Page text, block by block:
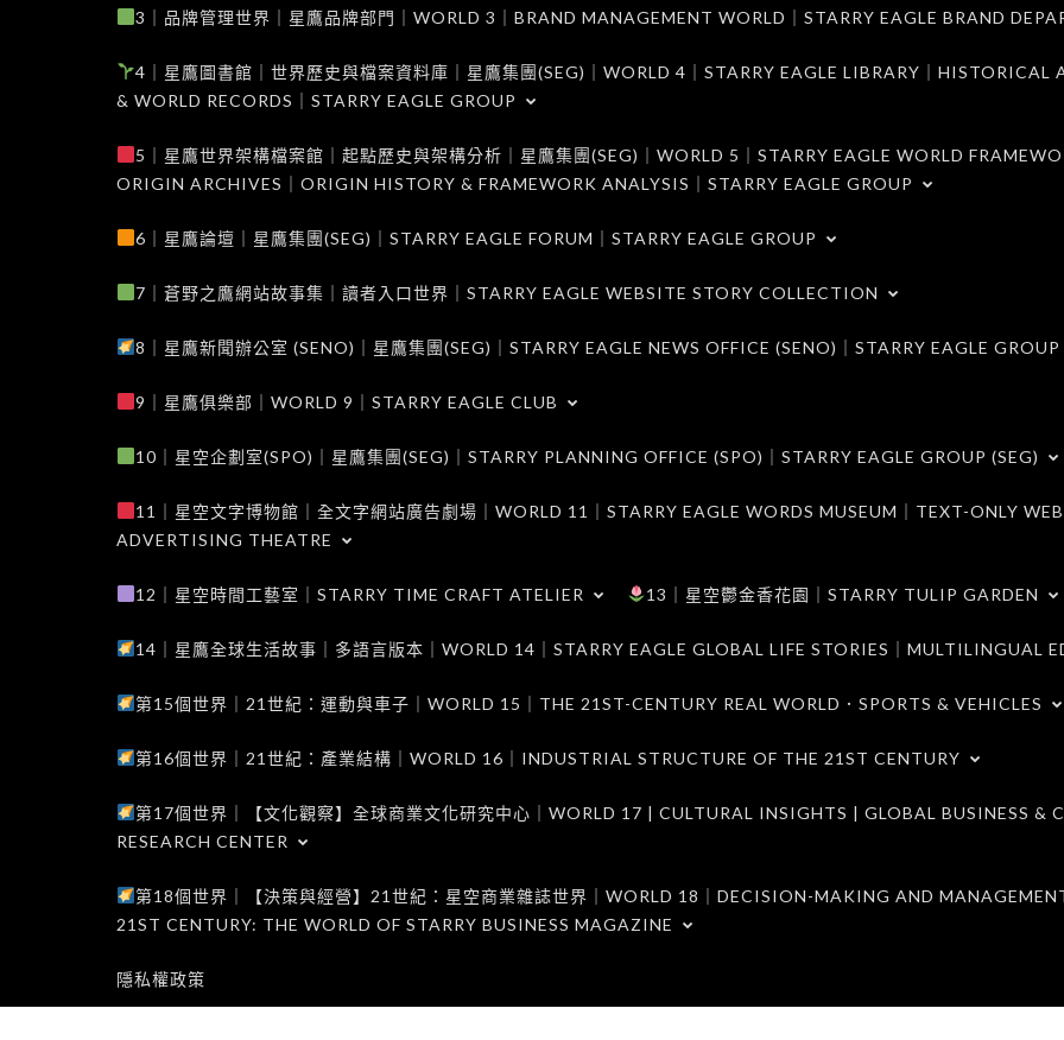
3｜品牌管理世界｜星鷹品牌部門｜WORLD 3｜BRAND MANAGEMENT WORLD｜STARRY EAGLE BRAND
4｜星鷹圖書館｜世界歷史與檔案資料庫｜星鷹集團(SEG)｜WORLD 4｜STARRY EAGLE LIBRARY｜HISTORICAL
& WORLD RECORDS｜STARRY EAGLE GROUP
5｜星鷹世界架構檔案館｜起點歷史與架構分析｜星鷹集團(SEG)｜WORLD 5｜STARRY EAGLE WORLD
ORIGIN ARCHIVES｜ORIGIN HISTORY & FRAMEWORK ANALYSIS｜STARRY EAGLE GROUP
6｜星鷹論壇｜星鷹集團(SEG)｜STARRY EAGLE FORUM｜STARRY EAGLE GROUP
7｜蒼野之鷹網站故事集｜讀者入口世界｜STARRY EAGLE WEBSITE STORY COLLECTION
8｜星鷹新聞辦公室 (SENO)｜星鷹集團(SEG)｜STARRY EAGLE NEWS OFFICE (SENO)｜STARRY EAGLE GROUP
9｜星鷹俱樂部｜WORLD 9｜STARRY EAGLE CLUB
10｜星空企劃室(SPO)｜星鷹集團(SEG)｜STARRY PLANNING OFFICE (SPO)｜STARRY EAGLE GROUP (SEG)
11｜星空文字博物館｜全文字網站廣告劇場｜WORLD 11｜STARRY EAGLE WORDS MUSEUM｜TEXT-ONLY
ADVERTISING THEATRE
12｜星空時間工藝室｜STARRY TIME CRAFT ATELIER 13｜星空鬱金香花園｜STARRY TULIP GARDEN
14｜星鷹全球生活故事｜多語言版本｜WORLD 14｜STARRY EAGLE GLOBAL LIFE STORIES｜MULTILINGUAL
第15個世界｜21世紀：運動與車子｜WORLD 15｜THE 21ST-CENTURY REAL WORLD．SPORTS & VEHICLES
第16個世界｜21世紀：產業結構｜WORLD 16｜INDUSTRIAL STRUCTURE OF THE 21ST CENTURY
第17個世界｜【文化觀察】全球商業文化研究中心｜WORLD 17 | CULTURAL INSIGHTS | GLOBAL BUSINESS &
RESEARCH CENTER
第18個世界｜【決策與經營】21世紀：星空商業雜誌世界｜WORLD 18｜DECISION-MAKING AND
21ST CENTURY: THE WORLD OF STARRY BUSINESS MAGAZINE
隱私權政策